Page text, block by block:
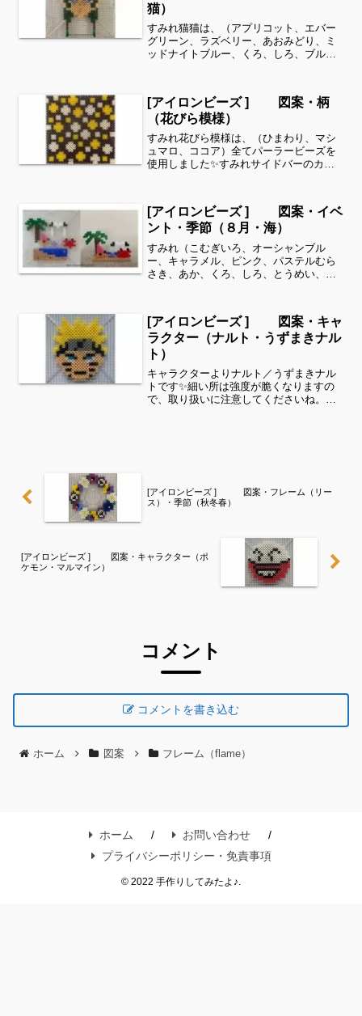
猫）
すみれ猫猫は、（アプリコット、エバー
グリーン、ラズベリー、あおみどり、ミ
ッドナイトブルー、くろ、しろ、ブルー
カテゴリー欄より、花・虫などシリーズ
別に図案を見ることがで...
[アイロンビーズ ] 図案・柄
（花びら模様）
すみれ花びら模様は、（ひまわり、マシ
ュマロ、ココア）全てパーラービーズを
使用しました✨すみれサイドバーのカテ
りましたら、他の図案もぜひ覗いてみて
ください^ ^お好みの色...
[アイロンビーズ ] 図案・イベ
ント・季節（８月・海）
すみれ（こむぎいろ、オーシャンブル
ー、キャラメル、ピンク、パステルむら
さき、あか、くろ、しろ、とうめい、こ
カテゴリー欄より、花・虫などシリーズ
別に図案を見ることができま...
[アイロンビーズ ] 図案・キャ
ラクター（ナルト・うずまきナル
ト）
キャラクターよりナルト／うずまきナル
トです✨細い所は強度が脆くなりますの
で、取り扱いに注意してくださいね。こ
[アイロンビーズ ] 図案・フレーム（リー
ス）・季節（秋冬春）
[アイロンビーズ ] 図案・キャラクター（ポ
ケモン・マルマイン）
コメント
コメントを書き込む
ホーム 図案 フレーム（flame）
ホーム
お問い合わせ
プライバシーポリシー・免責事項
© 2022 手作りしてみたよ♪.